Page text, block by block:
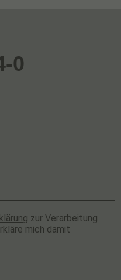
0
zur Verarbeitung
mich damit